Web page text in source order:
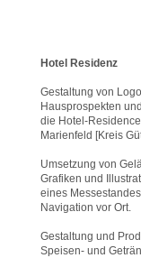
Hotel Residenz
Gestaltung von
Hausprospekten
die Hotel-
Marienfeld [Kreis
Umsetzung von
Grafiken und
eines
Navigation vor Ort.
Gestaltung und
Speisen- und